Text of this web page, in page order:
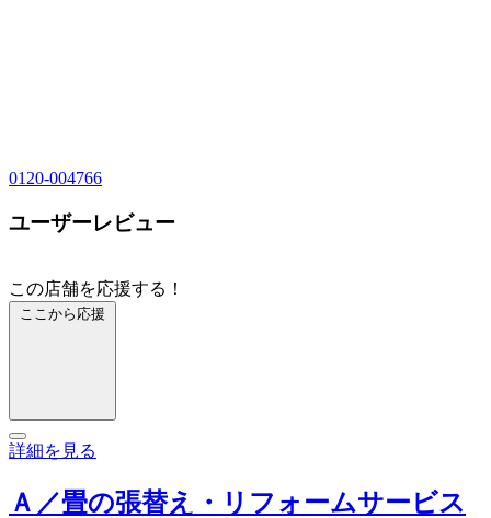
0120-004766
ユーザーレビュー
この店舗を応援する！
ここから応援
詳細を見る
Ａ／畳の張替え・リフォームサービス